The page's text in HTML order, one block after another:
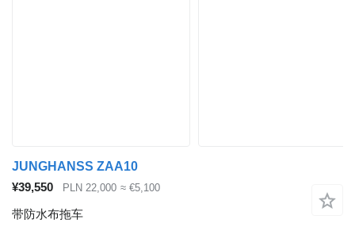
JUNGHANSS ZAA10
¥39,550
PLN 22,000 ≈ €5,100
带防水布拖车